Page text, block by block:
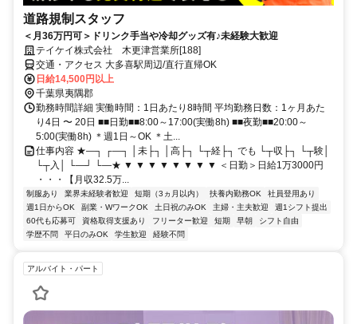
道路規制スタッフ
＜月36万円可＞ドリンク手当や冷却グッズ有♪未経験大歓迎
テイケイ株式会社 木更津営業所[188]
交通・アクセス 大多喜駅周辺/直行直帰OK
日給14,500円以上
千葉県夷隅郡
勤務時間詳細 実働時間：1日あたり8時間 平均勤務日数：1ヶ月あた
り4日 〜 20日 ■■日勤■■8:00～17:00(実働8h) ■■夜勤■■20:00～
5:00(実働8h) ＊週1日～OK ＊土...
仕事内容 ★―┐ ┌―┐ │未├┐ │高├┐ └┬経├┐ でも └┬収├┐ └┬験│
└┬入│ └―┘ └―★ ▼ ▼ ▼ ▼ ▼ ▼ ▼ ▼ ＜日勤＞日給1万3000円
・・・【月収32.5万...
制服あり 業界未経験者歓迎 短期（3ヵ月以内） 扶養内勤務OK
社員登用あり
週1日からOK
副業・WワークOK 土日祝のみOK 主婦・主夫歓迎
週1シフト提出
60代も応募可
資格取得支援あり フリーター歓迎 短期 早朝
シフト自由
学歴不問
平日のみOK 学生歓迎 経験不問
アルバイト・パート